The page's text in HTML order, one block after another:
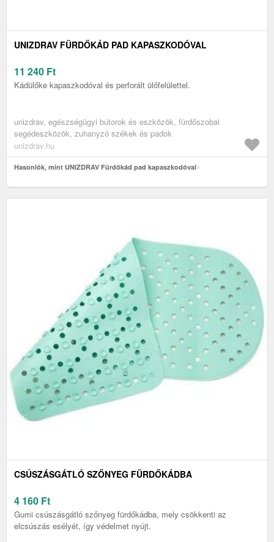
UNIZDRAV FÜRDŐKÁD PAD KAPASZKODÓVAL
11 240 Ft
Kádülőke kapaszkodóval és perforált ülőfelülettel.
unizdrav, egészségügyi bútorok és eszközök, fürdőszobai
segédeszközök, zuhanyzó székek és padok
unizdrav.hu
Hasonlók, mint UNIZDRAV Fürdőkád pad kapaszkodóval
CSÚSZÁSGÁTLÓ SZŐNYEG FÜRDŐKÁDBA
4 160 Ft
Gumi csúszásgátló szőnyeg fürdőkádba, mely csökkenti az
elcsúszás esélyét, így védelmet nyújt.